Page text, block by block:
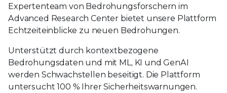
Expertenteam von Bedrohungsforschern im
Advanced Research Center bietet unsere Plattform
Echtzeiteinblicke zu neuen Bedrohungen.
Unterstützt durch kontextbezogene
Bedrohungsdaten und mit ML, KI und GenAI
werden Schwachstellen beseitigt. Die Plattform
untersucht 100 % Ihrer Sicherheitswarnungen.